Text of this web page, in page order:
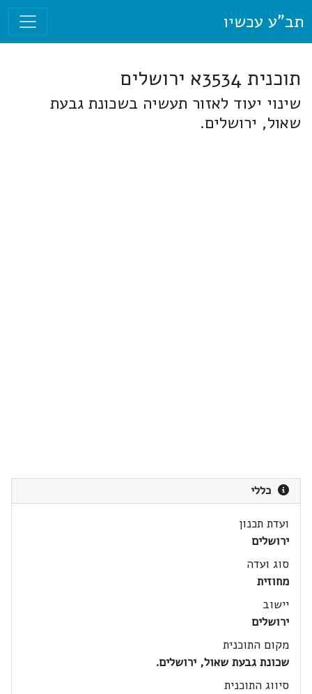
תב"ע עכשיו
תוכנית 3534א ירושלים
שינוי יעוד לאזור תעשיה בשכונת גבעת
שאול, ירושלים.
כללי
ועדת תכנון
ירושלים
סוג ועדה
מחוזית
יישוב
ירושלים
מקום התוכנית
שכונת גבעת שאול, ירושלים.
סיווג התוכנית